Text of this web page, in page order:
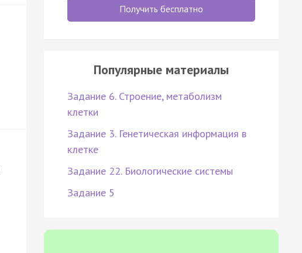
Получить бесплатно
Популярные материалы
Задание 6. Строение, метаболизм
клетки
Задание 3. Генетическая информация в
клетке
Задание 22. Биологические системы
Задание 5